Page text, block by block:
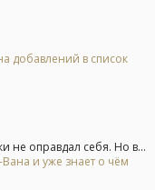
добавлений в список
не оправдал себя. Но в...
и уже знает о чём